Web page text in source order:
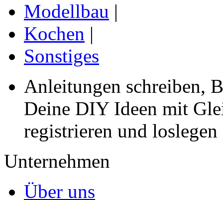
Modellbau |
Kochen |
Sonstiges
Anleitungen schreiben,
Deine DIY Ideen mit
registrieren und loslegen
Unternehmen
Über uns